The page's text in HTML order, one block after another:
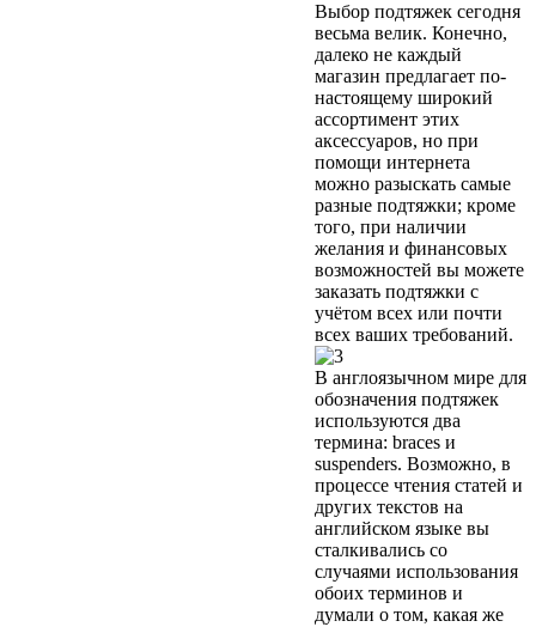
Выбор подтяжек сегодня
весьма велик. Конечно,
далеко не каждый
магазин предлагает по-
настоящему широкий
ассортимент этих
аксессуаров, но при
помощи интернета
можно разыскать самые
разные подтяжки; кроме
того, при наличии
желания и финансовых
возможностей вы можете
заказать подтяжки с
учётом всех или почти
всех ваших требований.
В англоязычном мире для
обозначения подтяжек
используются два
термина: braces и
suspenders. Возможно, в
процессе чтения статей и
других текстов на
английском языке вы
сталкивались со
случаями использования
обоих терминов и
думали о том, какая же